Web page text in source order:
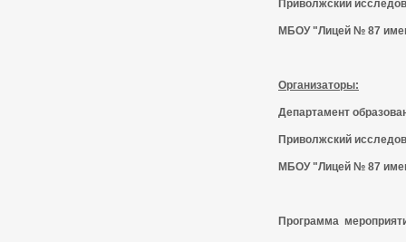
Приволжский
МБОУ "Лицей № 87
Организаторы:
Департамент
Приволжский
МБОУ "Лицей № 87
Программа